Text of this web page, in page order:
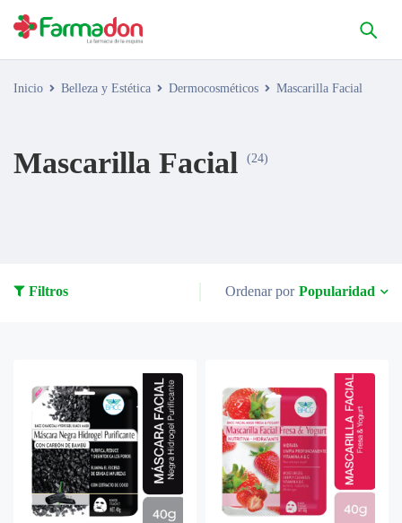
Inicio Belleza y Estética Dermocosméticos Mascarilla Facial
Mascarilla Facial (24)
Filtros Ordenar por Popularidad